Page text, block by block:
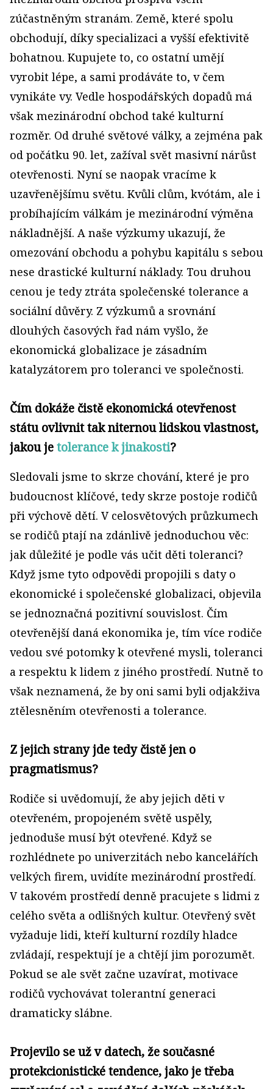
zúčastněným stranám. Země, které spolu
obchodují, díky specializaci a vyšší efektivitě
bohatnou. Kupujete to, co ostatní umějí
vyrobit lépe, a sami prodáváte to, v čem
vynikáte vy. Vedle hospodářských dopadů má
však mezinárodní obchod také kulturní
rozměr. Od druhé světové války, a zejména pak
od počátku 90. let, zažíval svět masivní nárůst
otevřenosti. Nyní se naopak vracíme k
uzavřenějšímu světu. Kvůli clům, kvótám, ale i
probíhajícím válkám je mezinárodní výměna
nákladnější. A naše výzkumy ukazují, že
omezování obchodu a pohybu kapitálu s sebou
nese drastické kulturní náklady. Tou druhou
cenou je tedy ztráta společenské tolerance a
sociální důvěry. Z výzkumů a srovnání
dlouhých časových řad nám vyšlo, že
ekonomická globalizace je zásadním
katalyzátorem pro toleranci ve společnosti.
Čím dokáže čistě ekonomická otevřenost
státu ovlivnit tak niternou lidskou vlastnost,
jakou jetolerance k jinakosti?
Sledovali jsme to skrze chování, které je pro
budoucnost klíčové, tedy skrze postoje rodičů
při výchově dětí. V celosvětových průzkumech
se rodičů ptají na zdánlivě jednoduchou věc:
jak důležité je podle vás učit děti toleranci?
Když jsme tyto odpovědi propojili s daty o
ekonomické i společenské globalizaci, objevila
se jednoznačná pozitivní souvislost. Čím
otevřenější daná ekonomika je, tím více rodiče
vedou své potomky k otevřené mysli, toleranci
a respektu k lidem z jiného prostředí. Nutně to
však neznamená, že by oni sami byli odjakživa
ztělesněním otevřenosti a tolerance.
Z jejich strany jde tedy čistě jen o
pragmatismus?
Rodiče si uvědomují, že aby jejich děti v
otevřeném, propojeném světě uspěly,
jednoduše musí být otevřené. Když se
rozhlédnete po univerzitách nebo kancelářích
velkých firem, uvidíte mezinárodní prostředí.
V takovém prostředí denně pracujete s lidmi z
celého světa a odlišných kultur. Otevřený svět
vyžaduje lidi, kteří kulturní rozdíly hladce
zvládají, respektují je a chtějí jim porozumět.
Pokud se ale svět začne uzavírat, motivace
rodičů vychovávat tolerantní generaci
dramaticky slábne.
Projevilo se už v datech, že současné
protekcionistické tendence, jako je třeba